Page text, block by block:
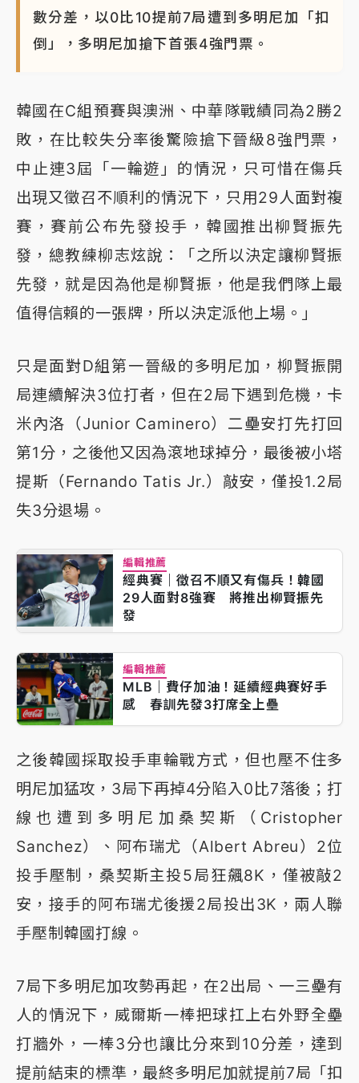
數分差，以0比10提前7局遭到多明尼加「扣
倒」，多明尼加搶下首張4強門票。
韓國在C組預賽與澳洲、中華隊戰績同為2勝2
敗，在比較失分率後驚險搶下晉級8強門票，
中止連3屆「一輪遊」的情況，只可惜在傷兵
出現又徵召不順利的情況下，只用29人面對複
賽，賽前公布先發投手，韓國推出柳賢振先
發，總教練柳志炫說：「之所以決定讓柳賢振
先發，就是因為他是柳賢振，他是我們隊上最
值得信賴的一張牌，所以決定派他上場。」
只是面對D組第一晉級的多明尼加，柳賢振開
局連續解決3位打者，但在2局下遇到危機，卡
米內洛（Junior Caminero）二壘安打先打回
第1分，之後他又因為滾地球掉分，最後被小塔
提斯（Fernando Tatis Jr.）敲安，僅投1.2局
失3分退場。
編輯推薦
經典賽｜徵召不順又有傷兵！韓國
29人面對8強賽 將推出柳賢振先
發
編輯推薦
MLB｜費仔加油！延續經典賽好手
感 春訓先發3打席全上壘
之後韓國採取投手車輪戰方式，但也壓不住多
明尼加猛攻，3局下再掉4分陷入0比7落後；打
線也遭到多明尼加桑契斯（Cristopher
Sanchez）、阿布瑞尤（Albert Abreu）2位
投手壓制，桑契斯主投5局狂飆8K，僅被敲2
安，接手的阿布瑞尤後援2局投出3K，兩人聯
手壓制韓國打線。
7局下多明尼加攻勢再起，在2出局、一三壘有
人的情況下，威爾斯一棒把球扛上右外野全壘
打牆外，一棒3分也讓比分來到10分差，達到
提前結束的標準，最終多明尼加就提前7局「扣